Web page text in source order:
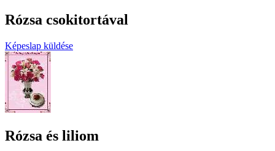
Rózsa csokitortával
Képeslap küldése
Rózsa és liliom